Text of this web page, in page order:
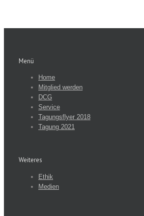
Menü
Home
Mitglied werden
DCG
Service
Tagungsflyer 2018
Tagung 2021
Weiteres
Ethik
Medien